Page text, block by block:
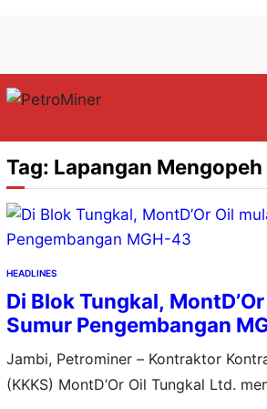
konten
content
Tag: Lapangan Mengopeh
HEADLINES
Di Blok Tungkal,
Sumur Pengembangan
Jambi, Petrominer – Kontraktor
(KKKS) MontD’Or Oil Tungkal Ltd.